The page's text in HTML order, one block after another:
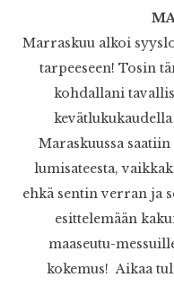
Marraskuu alkoi
tarpeeseen! Tosin
kohdallani
Maraskuussa
lumisateesta,
ehkä sentin verran ja
esittelemään
maaseutu-
kokemus! Aikaa